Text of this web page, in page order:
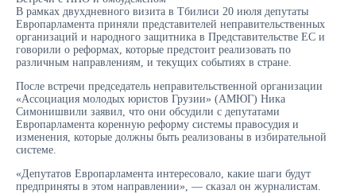
В рамках двухдневного визита в Тбилиси 20 июля депутаты
Европарламента приняли представителей неправительственных
организаций и народного защитника в Представительстве ЕС и
говорили о реформах, которые предстоит реализовать по
различным направлениям, и текущих событиях в стране.
После встречи председатель неправительственной организации
«Ассоциация молодых юристов Грузии» (АМЮГ) Ника
Симонишвили заявил, что они обсудили с депутатами
Европарламента коренную реформу системы правосудия и
изменения, которые должны быть реализованы в избирательной
системе.
«Депутатов Европарламента интересовало, какие шаги будут
предприняты в этом направлении», — сказал он журналистам.